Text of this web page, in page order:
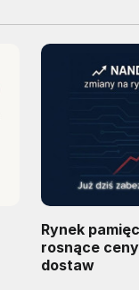
Rynek
rosnące
dostaw